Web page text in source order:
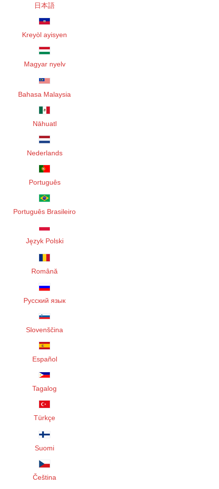
日本語
Kreyòl ayisyen
Magyar nyelv
Bahasa Malaysia
Nāhuatl
Nederlands
Português
Português Brasileiro
Język Polski
Română
Русский язык
Slovenščina
Español
Tagalog
Türkçe
Suomi
Čeština